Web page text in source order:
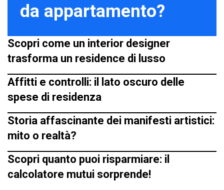
da appartamento?
Scopri come un interior designer
trasforma un residence di lusso
Affitti e controlli: il lato oscuro delle
spese di residenza
Storia affascinante dei manifesti artistici:
mito o realtà?
Scopri quanto puoi risparmiare: il
calcolatore mutui sorprende!